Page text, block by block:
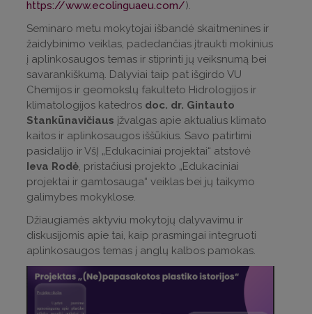
https://www.ecolinguaeu.com/).
Seminaro metu mokytojai išbandė skaitmenines ir
žaidybinimo veiklas, padedančias įtraukti mokinius
į aplinkosaugos temas ir stiprinti jų veiksnumą bei
savarankiškumą. Dalyviai taip pat išgirdo VU
Chemijos ir geomokslų fakulteto Hidrologijos ir
klimatologijos katedros doc. dr. Gintauto
Stankūnavičiaus įžvalgas apie aktualius klimato
kaitos ir aplinkosaugos iššūkius. Savo patirtimi
pasidalijo ir VšĮ „Edukaciniai projektai“ atstovė
Ieva Rodė, pristačiusi projekto „Edukaciniai
projektai ir gamtosauga“ veiklas bei jų taikymo
galimybes mokyklose.
Džiaugiamės aktyviu mokytojų dalyvavimu ir
diskusijomis apie tai, kaip prasmingai integruoti
aplinkosaugos temas į anglų kalbos pamokas.